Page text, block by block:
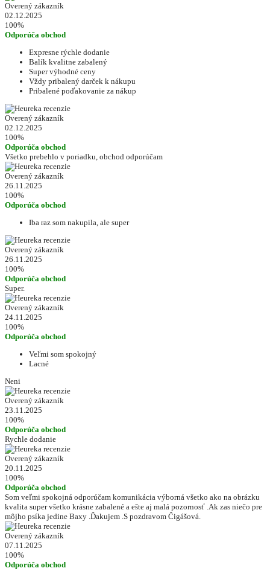
Overený zákazník
02.12.2025
100%
Odporúča obchod
Expresne rýchle dodanie
Balík kvalitne zabalený
Super výhodné ceny
Vždy pribalený darček k nákupu
Pribalené poďakovanie za nákup
Overený zákazník
02.12.2025
100%
Odporúča obchod
Všetko prebehlo v poriadku, obchod odporúčam
Overený zákazník
26.11.2025
100%
Odporúča obchod
Iba raz som nakupila, ale super
Overený zákazník
26.11.2025
100%
Odporúča obchod
Super.
Overený zákazník
24.11.2025
100%
Odporúča obchod
Veľmi som spokojný
Lacné
Neni
Overený zákazník
23.11.2025
100%
Odporúča obchod
Rychle dodanie
Overený zákazník
20.11.2025
100%
Odporúča obchod
Som veľmi spokojná odporúčam komunikácia výborná všetko ako na obrázku
kvalita super všetko krásne zabalené a ešte aj malá pozornosť .Ak zas niečo pre
môjho psíka jedine Baxy .Ďakujem .S pozdravom Čigášová.
Overený zákazník
07.11.2025
100%
Odporúča obchod